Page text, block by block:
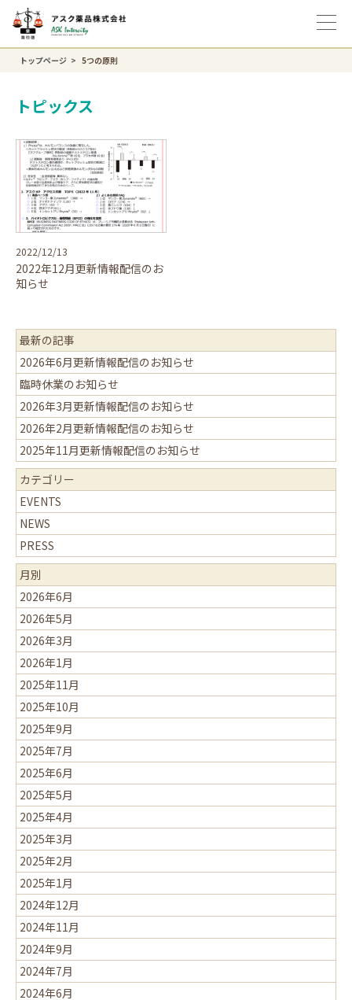
トップページ 5つの原則
トピックス
2022/12/13
2022年12月更新情報配信のお
知らせ
最新の記事
2026年6月更新情報配信のお知らせ
臨時休業のお知らせ
2026年3月更新情報配信のお知らせ
2026年2月更新情報配信のお知らせ
2025年11月更新情報配信のお知らせ
カテゴリー
EVENTS
NEWS
PRESS
月別
2026年6月
2026年5月
2026年3月
2026年1月
2025年11月
2025年10月
2025年9月
2025年7月
2025年6月
2025年5月
2025年4月
2025年3月
2025年2月
2025年1月
2024年12月
2024年11月
2024年9月
2024年7月
2024年6月